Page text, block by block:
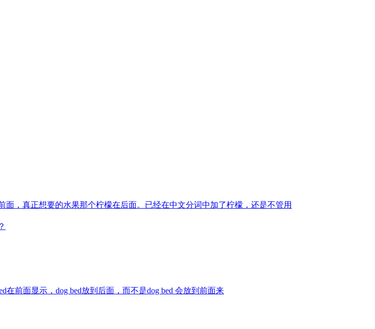
，真正想要的水果那个柠檬在后面。已经在中文分词中加了柠檬，还是不管用
前面显示，dog bed放到后面，而不是dog bed 会放到前面来